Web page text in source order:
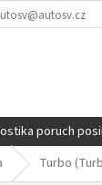
poruch
Turbo